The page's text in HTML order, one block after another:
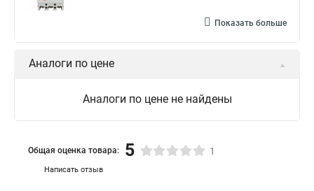
Показать больше
Аналоги по цене
Аналоги по цене не найдены
Написать отзыв
Общая оценка товара: 5 1